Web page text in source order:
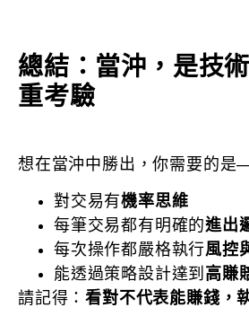
總結：當沖，是技
重考驗
想在當沖中勝出，你需要的
對交易有機率思維
每筆交易都有明確的進出
每次操作都嚴格執行風控
能透過策略設計達到 高賺
請記得：看對不代表能賺錢，